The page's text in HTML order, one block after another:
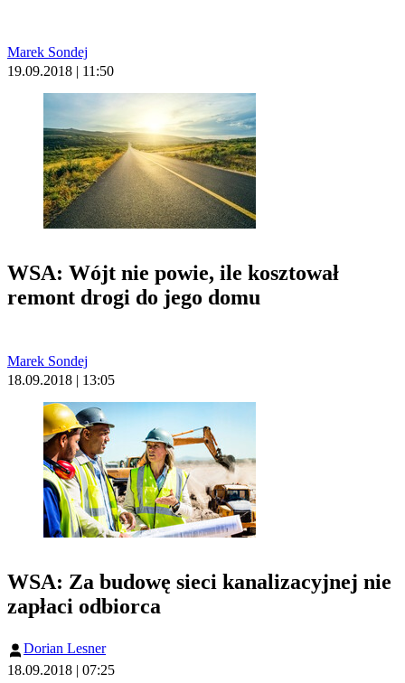
Marek Sondej
19.09.2018 | 11:50
WSA: Wójt nie powie, ile kosztował
remont drogi do jego domu
Marek Sondej
18.09.2018 | 13:05
WSA: Za budowę sieci kanalizacyjnej nie
zapłaci odbiorca
Dorian Lesner
18.09.2018 | 07:25